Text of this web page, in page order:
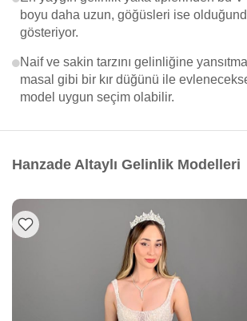
boyu daha uzun, göğüsleri ise
gösteriyor.
Naif ve sakin tarzını gelinliğine
masal gibi bir kır düğünü ile
model uygun seçim olabilir.
Hanzade Altaylı Gelinlik Modelleri